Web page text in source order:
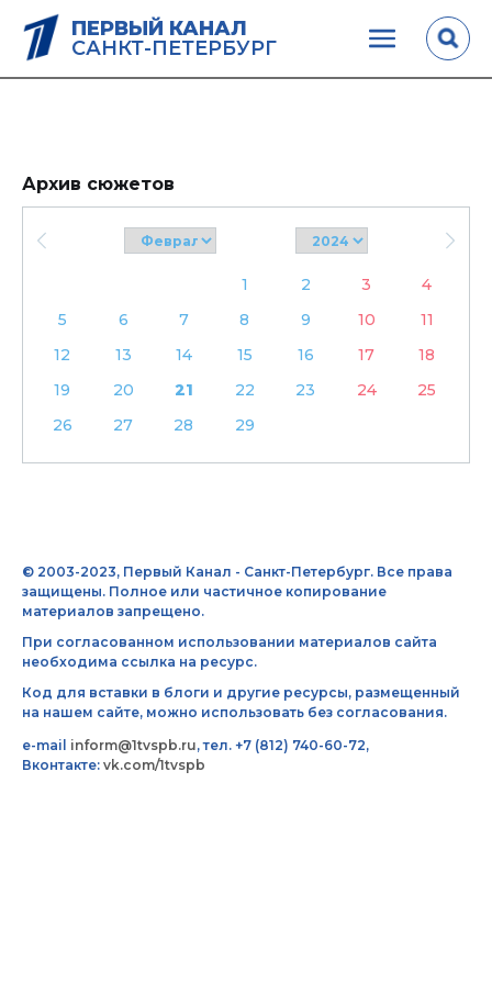
ПЕРВЫЙ КАНАЛ
САНКТ-ПЕТЕРБУРГ
Архив сюжетов
1 2 3
4
5
6 7 8 9 10
11
12
13 14 15 16 17
18
19
20 21 22 23 24
25
26
27 28 29
© 2003-2023, Первый Канал - Санкт-Петербург. Все права
защищены. Полное или частичное копирование
материалов запрещено.
При согласованном использовании материалов сайта
необходима ссылка на ресурс.
Код для вставки в блоги и другие ресурсы, размещенный
на нашем сайте, можно использовать без согласования.
e-mail inform@1tvspb.ru, тел. +7 (812) 740-60-72,
Вконтакте: vk.com/1tvspb